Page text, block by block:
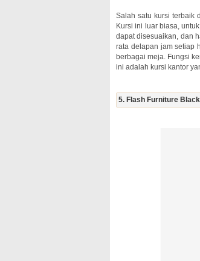
Salah satu kursi terbaik
Kursi ini luar biasa,
dapat disesuaikan, dan
rata delapan jam setiap
berbagai meja. Fungsi
ini adalah kursi kantor
5. Flash Furniture